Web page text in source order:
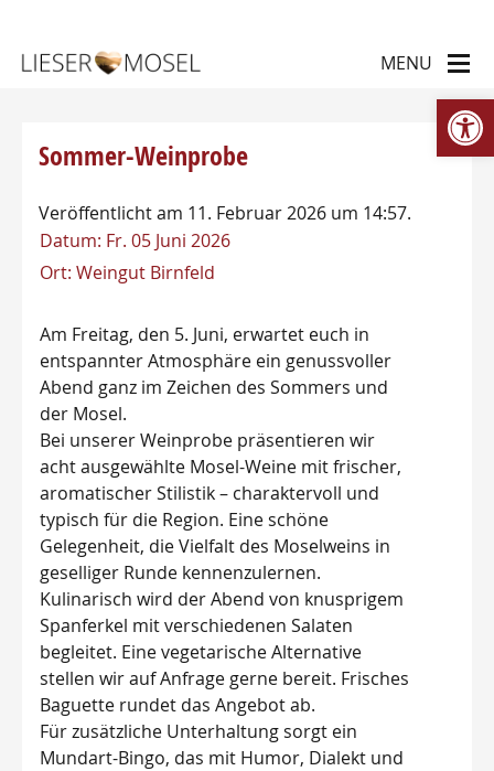
Sommer-Weinprobe
Veröffentlicht am 11. Februar 2026 um 14:57.
Datum: Fr. 05 Juni 2026
Ort: Weingut Birnfeld
Am Freitag, den 5. Juni, erwartet euch in
entspannter Atmosphäre ein genussvoller
Abend ganz im Zeichen des Sommers und
der Mosel.
Bei unserer Weinprobe präsentieren wir
acht ausgewählte Mosel-Weine mit frischer,
aromatischer Stilistik – charaktervoll und
typisch für die Region. Eine schöne
Gelegenheit, die Vielfalt des Moselweins in
geselliger Runde kennenzulernen.
Kulinarisch wird der Abend von knusprigem
Spanferkel mit verschiedenen Salaten
begleitet. Eine vegetarische Alternative
stellen wir auf Anfrage gerne bereit. Frisches
Baguette rundet das Angebot ab.
Für zusätzliche Unterhaltung sorgt ein
Mundart-Bingo, das mit Humor, Dialekt und